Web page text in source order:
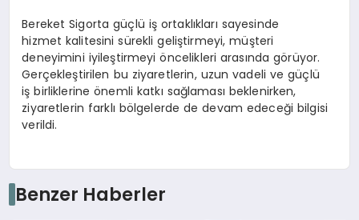
Bereket Sigorta güçlü iş ortaklıkları sayesinde
hizmet kalitesini sürekli geliştirmeyi, müşteri
deneyimini iyileştirmeyi öncelikleri arasında görüyor.
Gerçekleştirilen bu ziyaretlerin, uzun vadeli ve güçlü
iş birliklerine önemli katkı sağlaması beklenirken,
ziyaretlerin farklı bölgelerde de devam edeceği bilgisi
verildi.
Benzer Haberler